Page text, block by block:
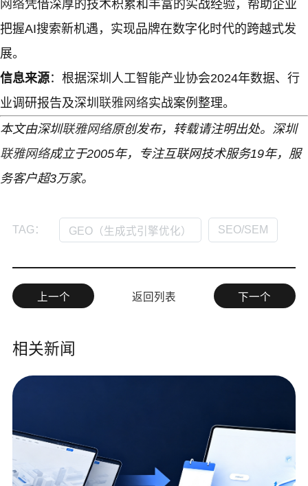
网络凭借深厚的技术积累和丰富的实战经验，帮助企业
把握AI搜索新机遇，实现品牌在数字化时代的跨越式发
展。
信息来源：根据深圳人工智能产业协会2024年数据、行
业调研报告及深圳 联雅网络实战案例整理。
本文由深圳联雅网络原创发布，转载请注明出处。深圳
联雅网络成立于2005年，专注互联网技术服务19年，服
务客户超3万家。
TAG： GEO（生成式引擎优化） SEO/SEM
上一个 返回列表 下一个
相关新闻